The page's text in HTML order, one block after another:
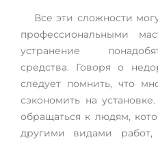
Все эти сложности
профессиональными
устранение
средства. Говоря о
следует помнить, что
сэкономить на
обращаться к людям,
другими видами